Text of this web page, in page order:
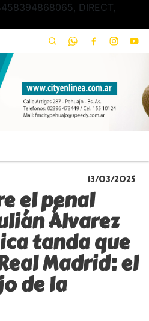
DIRECT,
13/03/2025
el penal
Álvarez
tanda que
Madrid: el
de la